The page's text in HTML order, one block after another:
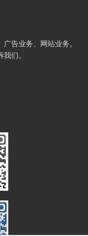
告业务、网站业务。
们。